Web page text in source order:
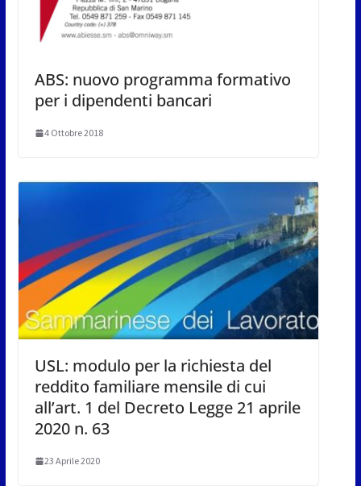
ABS: nuovo programma formativo
per i dipendenti bancari
4 Ottobre 2018
USL: modulo per la richiesta del
reddito familiare mensile di cui
all’art. 1 del Decreto Legge 21 aprile
2020 n. 63
23 Aprile 2020